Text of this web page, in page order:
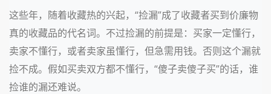
这些年，随着收藏热的兴起，“捡漏”成了收藏者买到价廉物
真的收藏品的代名词。不过捡漏的前提是：买家一定懂行，
卖家不懂行，或者卖家虽懂行，但急需用钱。否则这个漏就
捡不成。假如买卖双方都不懂行，“傻子卖傻子买”的话，谁
捡谁的漏还难说。